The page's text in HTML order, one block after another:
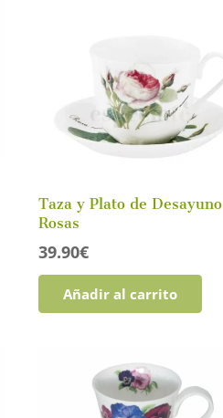
Taza y Plato de Desayuno
Rosas
39.90€
Añadir al carrito